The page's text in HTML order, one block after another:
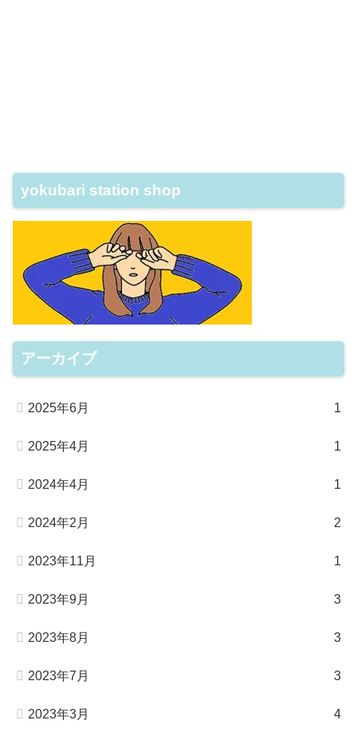
yokubari station shop
アーカイブ
2025年6月 1
2025年4月 1
2024年4月 1
2024年2月 2
2023年11月 1
2023年9月 3
2023年8月 3
2023年7月 3
2023年3月 4